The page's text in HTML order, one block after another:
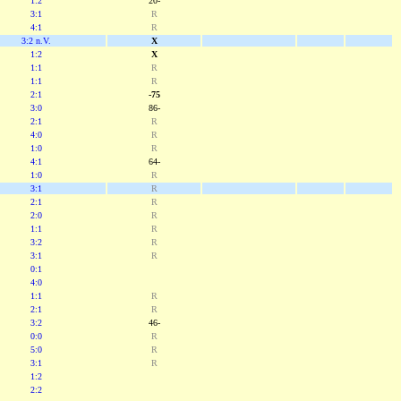
3:1
R
4:1
R
3:2 n.V.
X
1:2
X
1:1
R
1:1
R
2:1
-75
3:0
86-
2:1
R
4:0
R
1:0
R
4:1
64-
1:0
R
3:1
R
2:1
R
2:0
R
1:1
R
3:2
R
3:1
R
0:1
4:0
1:1
R
2:1
R
3:2
46-
0:0
R
5:0
R
3:1
R
1:2
2:2